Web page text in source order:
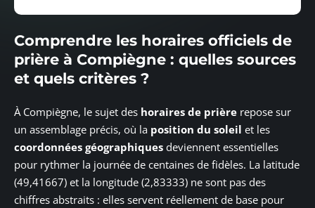
Comprendre les horaires officiels de
prière à Compiègne : quelles sources
et quels critères ?
À Compiègne, le sujet des horaires de prière repose sur
un assemblage précis, où la position du soleil et les
coordonnées géographiques deviennent essentielles
pour rythmer la journée de centaines de fidèles. La latitude
(49,41667) et la longitude (2,83333) ne sont pas des
chiffres abstraits : elles servent réellement de base pour